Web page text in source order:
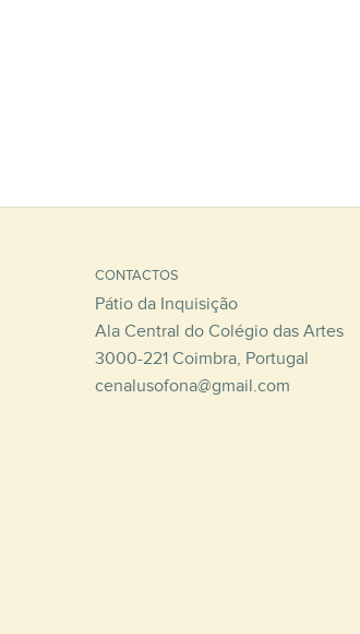
CONTACTOS
Pátio da Inquisição
Ala Central do Colégio das Artes
3000-221 Coimbra, Portugal
cenalusofona@gmail.com